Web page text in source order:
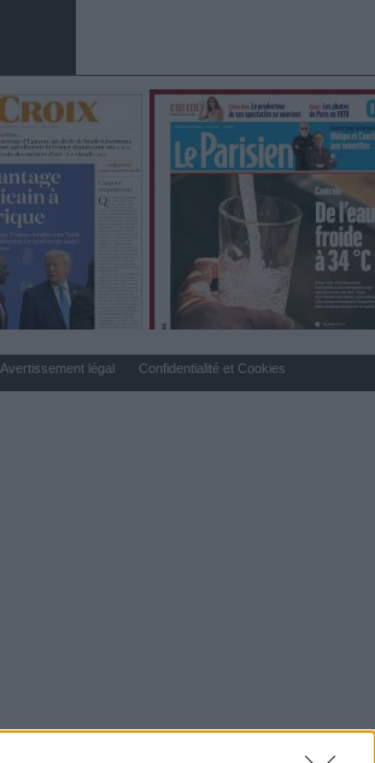
Avertissement légal Confidentialité et Cookies